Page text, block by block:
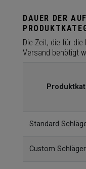
DAUER DER
Die Zeit, die für
Versand benötigt
Standard
Custom Schläger